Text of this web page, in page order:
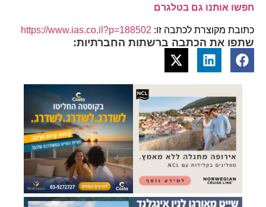
חפשו אותנו גם בטלגרם
כתובת מקוצרת לכתבה זו: https://www.ias.co.il?p=188502
שתפו את הכתבה ברשתות החברתיות: